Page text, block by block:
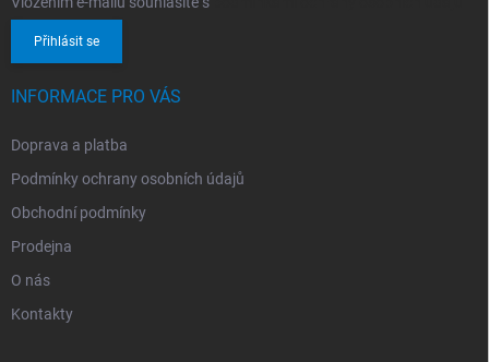
Přihlásit se
INFORMACE PRO VÁS
Doprava a platba
Podmínky ochrany osobních údajů
Obchodní podmínky
Prodejna
O nás
Kontakty